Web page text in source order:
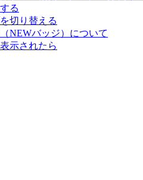
る
切り替える
NEWバッジ）について
示されたら